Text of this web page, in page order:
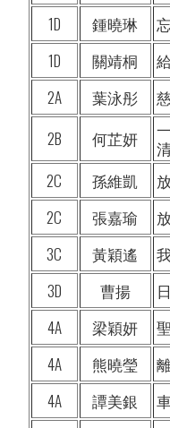
1D
鍾曉琳
1D
關靖桐
2A
葉泳彤
2B
何芷妍
2C
孫維凱
2C
張嘉瑜
3C
黃穎遙
3D
曹揚
4A
梁穎妍
4A
熊曉瑩
4A
譚美銀